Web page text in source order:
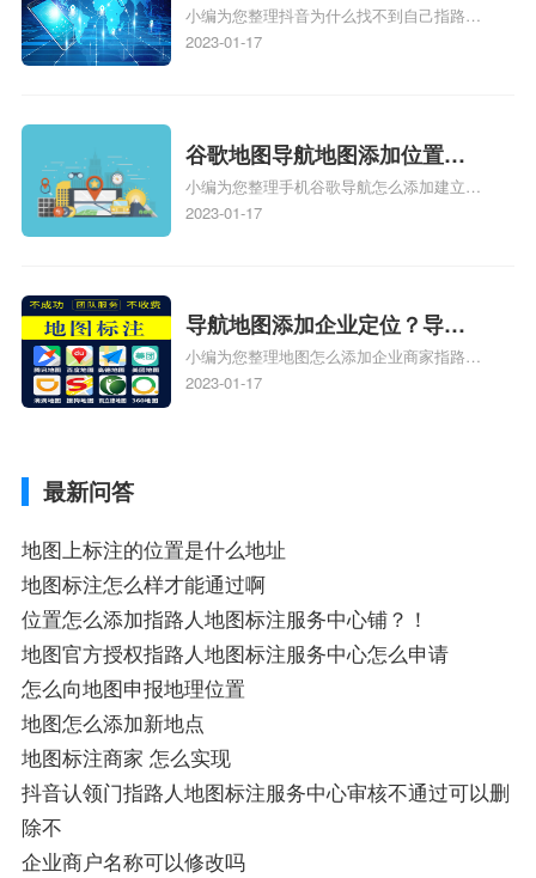
到了？抖音为什么找不到当前
定位了？
小编为您整理抖音为什么找不到自己指路人
地图标注服务中心铺的位置、地图位置更新
服务中心位置、抖音突然不显示定位了相关
地图标注知识，详情可查看下方正文！
2023-01-17
谷歌地图导航地图添加位置？
添加谷歌地图导航位置？
小编为您整理手机谷歌导航怎么添加建立多
人位置、如何在地图，谷歌地图添加公司位
2023-01-17
导航地图添加企业定位？导航
定位企业？
小编为您整理地图怎么添加企业商家指路人
地图标注服务中心铺名称、地图怎么添加企
2023-01-17
最新问答
地图上标注的位置是什么地址
地图标注怎么样才能通过啊
位置怎么添加指路人地图标注服务中心铺？！
地图官方授权指路人地图标注服务中心怎么申请
怎么向地图申报地理位置
地图怎么添加新地点
地图标注商家 怎么实现
抖音认领门指路人地图标注服务中心审核不通过可以删
除不
企业商户名称可以修改吗